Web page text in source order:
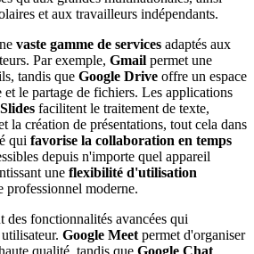
et aux travailleurs indépendants.
vaste gamme de services adaptés aux
Par exemple, Gmail permet une
tandis que Google Drive offre un espace
et le partage de fichiers. Les applications
facilitent le traitement de texte,
la création de présentations, tout cela dans
qui favorise la collaboration en temps
depuis n'importe quel appareil
une flexibilité d'utilisation
professionnel moderne.
fonctionnalités avancées qui
Google Meet permet d'organiser
qualité, tandis que Google Chat